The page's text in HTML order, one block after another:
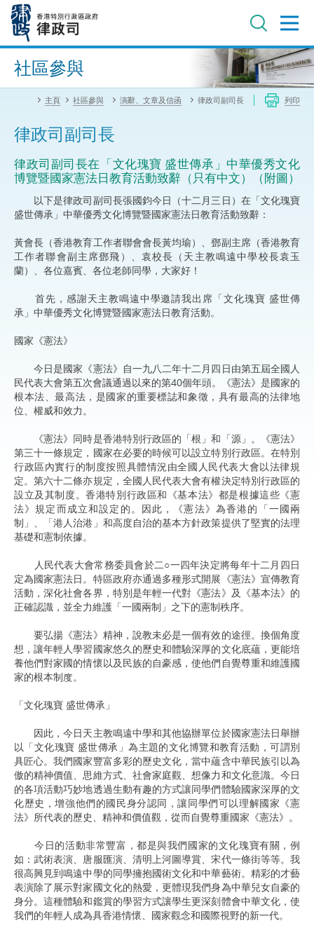
內
進階搜尋
社區參與
主頁 社區參與 演辭、文章及信函 律政司副司長 列印
律政司副司長
律政司副司長在「文化瑰寶 盛世傳承」中華優秀文化
博覽暨國家憲法日教育活動致辭（只有中文）（附圖）
以下是律政司副司長張國鈞今日（十二月三日）在「文化瑰寶
盛世傳承」中華優秀文化博覽暨國家憲法日教育活動致辭：
黃會長（香港教育工作者聯會會長黃均瑜）、鄧副主席（香港教育
工作者聯會副主席鄧飛）、袁校長（天主教鳴遠中學校長袁玉
蘭）、各位嘉賓、各位老師同學，大家好！
首先，感謝天主教鳴遠中學邀請我出席「文化瑰寶 盛世傳
承」中華優秀文化博覽暨國家憲法日教育活動。
國家《憲法》
今日是國家《憲法》自一九八二年十二月四日由第五屆全國人
民代表大會第五次會議通過以來的第40個年頭。《憲法》是國家的
根本法、最高法，是國家的重要標誌和象徵，具有最高的法律地
位、權威和效力。
《憲法》同時是香港特別行政區的「根」和「源」。《憲法》
第三十一條規定，國家在必要的時候可以設立特別行政區。在特別
行政區內實行的制度按照具體情況由全國人民代表大會以法律規
定。第六十二條亦規定，全國人民代表大會有權決定特別行政區的
設立及其制度。香港特別行政區和《基本法》都是根據這些《憲
法》規定而成立和設定的。因此，《憲法》為香港的「一國兩
制」、「港人治港」和高度自治的基本方針政策提供了堅實的法理
基礎和憲制依據。
人民代表大會常務委員會於二○一四年決定將每年十二月四日
定為國家憲法日。特區政府亦通過多種形式開展《憲法》宣傳教育
活動，深化社會各界，特別是年輕一代對《憲法》及《基本法》的
正確認識，並全力維護「一國兩制」之下的憲制秩序。
要弘揚《憲法》精神，說教未必是一個有效的途徑。換個角度
想，讓年輕人學習國家悠久的歷史和體驗深厚的文化底蘊，更能培
養他們對家國的情懷以及民族的自豪感，使他們自覺尊重和維護國
家的根本制度。
「文化瑰寶 盛世傳承」
因此，今日天主教鳴遠中學和其他協辦單位於國家憲法日舉辦
以「文化瑰寶 盛世傳承」為主題的文化博覽和教育活動，可謂別
具匠心。我們國家豐富多彩的歷史文化，當中蘊含中華民族引以為
傲的精神價值、思維方式、社會家庭觀、想像力和文化意識。今日
的各項活動巧妙地透過生動有趣的方式讓同學們體驗國家深厚的文
化歷史，增強他們的國民身分認同，讓同學們可以理解國家《憲
法》所代表的歷史、精神和價值觀，從而自覺尊重國家《憲法》。
今日的活動非常豐富，都是與我們國家的文化瑰寶有關，例
如：武術表演、唐服匯演、清明上河圖導賞、宋代一條街等等。我
很高興見到鳴遠中學的同學擁抱國術文化和中華藝術。精彩的才藝
表演除了展示對家國文化的熱愛，更體現我們身為中華兒女自豪的
身分。這種體驗和鑑賞的學習方式讓學生更深刻體會中華文化，使
我們的年輕人成為具香港情懷、國家觀念和國際視野的新一代。